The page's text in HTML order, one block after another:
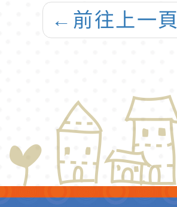
映像」展覽，敬
邀蒞臨參與。
← 前往上一頁